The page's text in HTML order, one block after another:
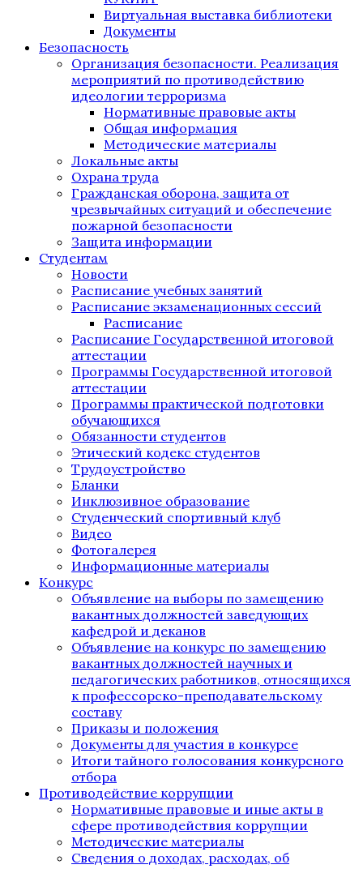
Виртуальная выставка библиотеки
Документы
Безопасность
Организация безопасности. Реализация
мероприятий по противодействию
идеологии терроризма
Нормативные правовые акты
Общая информация
Методические материалы
Локальные акты
Охрана труда
Гражданская оборона, защита от
чрезвычайных ситуаций и обеспечение
пожарной безопасности
Защита информации
Студентам
Новости
Расписание учебных занятий
Расписание экзаменационных сессий
Расписание
Расписание Государственной итоговой
аттестации
Программы Государственной итоговой
аттестации
Программы практической подготовки
обучающихся
Обязанности студентов
Этический кодекс студентов
Трудоустройство
Бланки
Инклюзивное образование
Студенческий спортивный клуб
Видео
Фотогалерея
Информационные материалы
Конкурс
Объявление на выборы по замещению
вакантных должностей заведующих
кафедрой и деканов
Объявление на конкурс по замещению
вакантных должностей научных и
педагогических работников, относящихся
к профессорско-преподавательскому
составу
Приказы и положения
Документы для участия в конкурсе
Итоги тайного голосования конкурсного
отбора
Противодействие коррупции
Нормативные правовые и иные акты в
сфере противодействия коррупции
Методические материалы
Сведения о доходах, расходах, об